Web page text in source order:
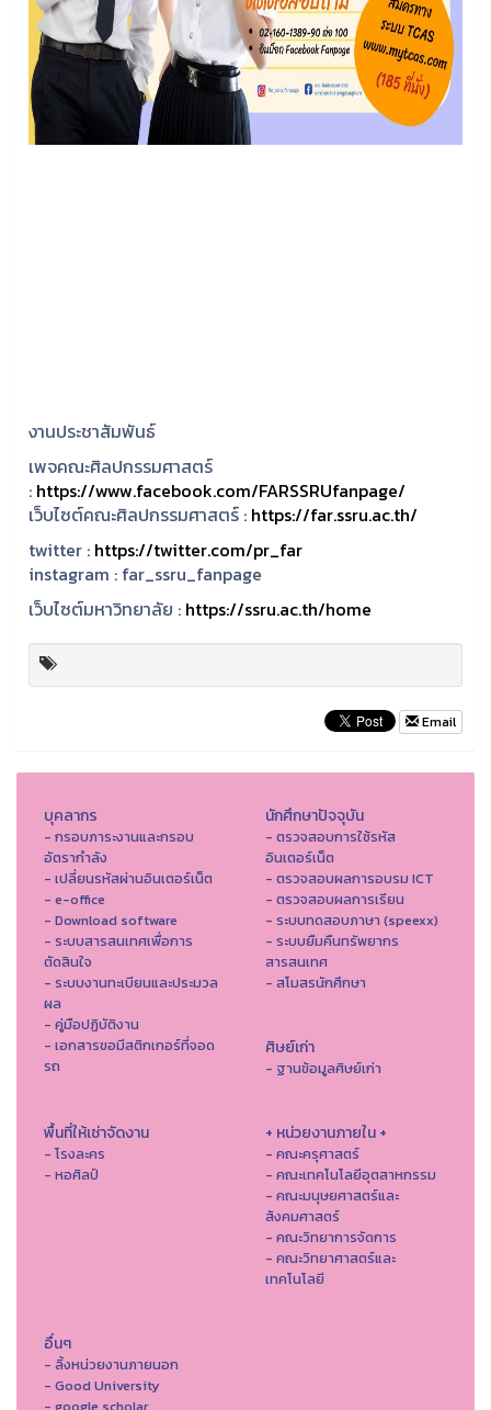
งานประชาสัมพันธ์
เพจคณะศิลปกรรมศาสตร์
: https://www.facebook.com/FARSSRUfanpage/
เว็บไซต์คณะศิลปกรรมศาสตร์ : https://far.ssru.ac.th/
twitter : https://twitter.com/pr_far
instagram : far_ssru_fanpage
เว็บไซต์มหาวิทยาลัย : https://ssru.ac.th/home
Email
บุคลากร
- กรอบภาระงานและกรอบ
อัตรากำลัง
- เปลี่ยนรหัสผ่านอินเตอร์เน็ต
- e-office
- Download software
- ระบบสารสนเทศเพื่อการ
ตัดสินใจ
- ระบบงานทะเบียนและประมวล
ผล
- คู่มือปฏิบัติงาน
- เอกสารขอมีสติกเกอร์ที่จอด
รถ
นักศึกษาปัจจุบัน
- ตรวจสอบการใช้รหัส
อินเตอร์เน็ต
- ตรวจสอบผลการอบรม ICT
- ตรวจสอบผลการเรียน
- ระบบทดสอบภาษา (speexx)
- ระบบยืมคืนทรัพยากร
สารสนเทศ
- สโมสรนักศึกษา
ศิษย์เก่า
- ฐานข้อมูลศิษย์เก่า
พื้นที่ให้เช่าจัดงาน
- โรงละคร
- หอศิลป์
+ หน่วยงานภายใน +
- คณะครุศาสตร์
- คณะเทคโนโลยีอุตสาหกรรม
- คณะมนุษยศาสตร์และ
สังคมศาสตร์
- คณะวิทยาการจัดการ
- คณะวิทยาศาสตร์และ
เทคโนโลยี
อื่นๆ
- ลิ้งหน่วยงานภายนอก
- Good University